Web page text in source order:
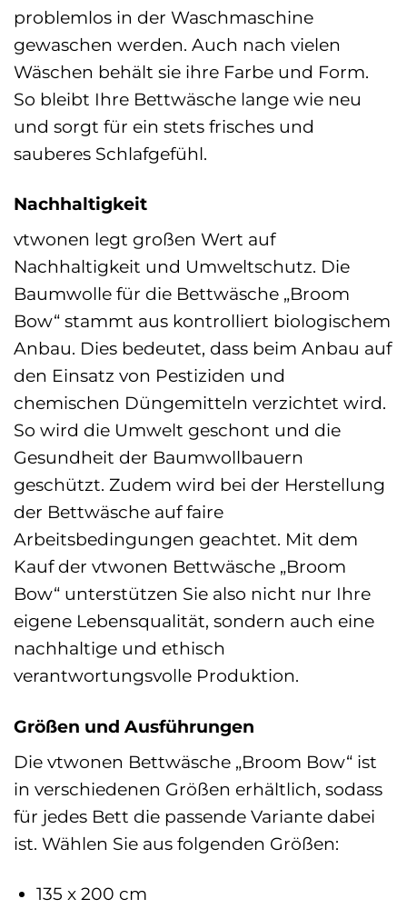
problemlos in der Waschmaschine
gewaschen werden. Auch nach vielen
Wäschen behält sie ihre Farbe und Form.
So bleibt Ihre Bettwäsche lange wie neu
und sorgt für ein stets frisches und
sauberes Schlafgefühl.
Nachhaltigkeit
vtwonen legt großen Wert auf
Nachhaltigkeit und Umweltschutz. Die
Baumwolle für die Bettwäsche „Broom
Bow“ stammt aus kontrolliert biologischem
Anbau. Dies bedeutet, dass beim Anbau auf
den Einsatz von Pestiziden und
chemischen Düngemitteln verzichtet wird.
So wird die Umwelt geschont und die
Gesundheit der Baumwollbauern
geschützt. Zudem wird bei der Herstellung
der Bettwäsche auf faire
Arbeitsbedingungen geachtet. Mit dem
Kauf der vtwonen Bettwäsche „Broom
Bow“ unterstützen Sie also nicht nur Ihre
eigene Lebensqualität, sondern auch eine
nachhaltige und ethisch
verantwortungsvolle Produktion.
Größen und Ausführungen
Die vtwonen Bettwäsche „Broom Bow“ ist
in verschiedenen Größen erhältlich, sodass
für jedes Bett die passende Variante dabei
ist. Wählen Sie aus folgenden Größen:
135 x 200 cm